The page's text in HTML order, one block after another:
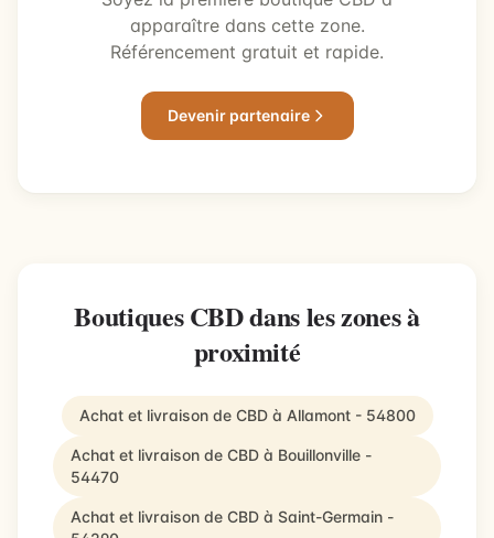
apparaître dans cette zone.
Référencement gratuit et rapide.
Devenir partenaire
Boutiques CBD dans les zones à
proximité
Achat et livraison de CBD à Allamont - 54800
Achat et livraison de CBD à Bouillonville -
54470
Achat et livraison de CBD à Saint-Germain -